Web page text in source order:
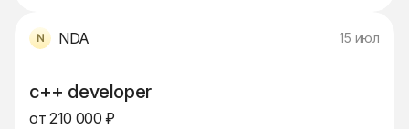
NDA 15 июл
c++ developer
от 210 000 ₽